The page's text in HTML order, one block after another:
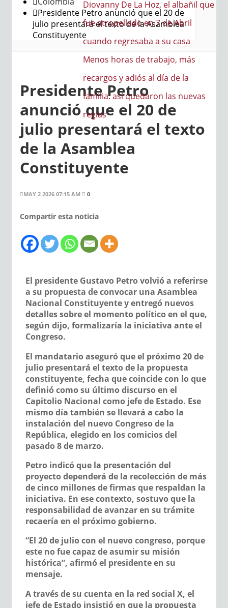
Hoz, el albañil que
en 7 de Abril
a su casa
las nuevas
Presidente Petro anunció que el 20 de
julio presentará el texto de la Asamblea
Constituyente
Presidente Petro
anunció que el 20 de
julio presentará el texto
de la Asamblea
Constituyente
MAY 2 2026 07:15 AM 0
Compartir esta noticia
El presidente Gustavo Petro volvió a referirse
a su propuesta de convocar una Asamblea
Nacional Constituyente y entregó nuevos
detalles sobre el momento político en el que,
según dijo, formalizaría la iniciativa ante el
Congreso.
El mandatario aseguró que el próximo 20 de
julio presentará el texto de la propuesta
constituyente, fecha que coincide con lo que
definió como su último discurso en el
Capitolio Nacional como jefe de Estado. Ese
mismo día también se llevará a cabo la
instalación del nuevo Congreso de la
República, elegido en los comicios del
pasado 8 de marzo.
Petro indicó que la presentación del
proyecto dependerá de la recolección de más
de cinco millones de firmas que respaldan la
iniciativa. En ese contexto, sostuvo que la
responsabilidad de avanzar en su trámite
recaería en el próximo gobierno.
“El 20 de julio con el nuevo congreso, porque
este no fue capaz de asumir su misión
histórica”, afirmó el presidente en su
mensaje.
A través de su cuenta en la red social X, el
jefe de Estado insistió en que la propuesta